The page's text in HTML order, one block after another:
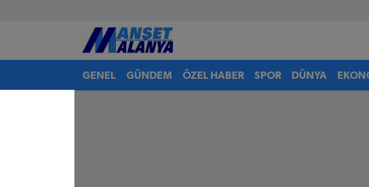
GENEL GÜNDEM ÖZEL HABER SPOR DÜNYA
Antalya Nöbetçi Eczaneler
Antalya Hava Durumu